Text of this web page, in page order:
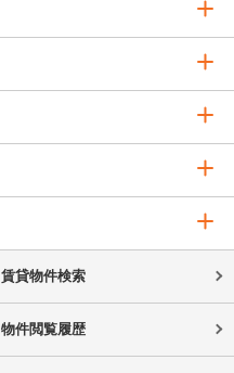
賃貸物件検索
物件閲覧履歴